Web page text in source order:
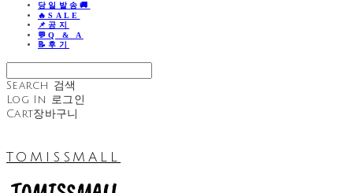
당일발송🚚
🔥SALE
📌공지
💬Q & A
📝후기
Search 검색
Log In 로그인
Cart장바구니
TOMISSMALL